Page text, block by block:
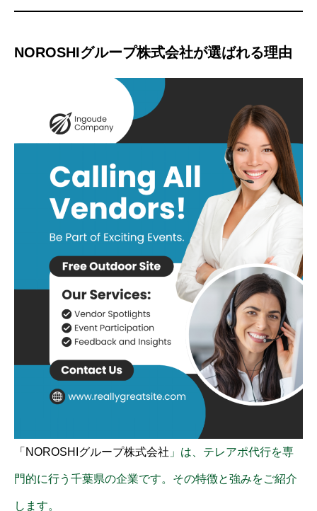
NOROSHIグループ株式会社が選ばれる理由
「NOROSHIグループ株式会社 」は、テレアポ代行を専
門的に行う千葉県の企業です。その特徴と強みをご紹介
します。